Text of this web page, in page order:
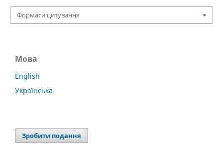
Формати цитування
Мова
English
Українська
Зробити подання